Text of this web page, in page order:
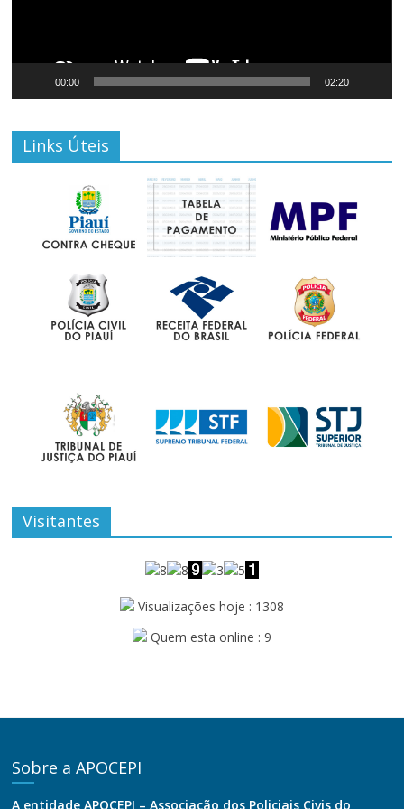
00:00 02:20
Links Úteis
Visitantes
Visualizações hoje : 1308
Quem esta online : 9
Sobre a APOCEPI
A entidade APOCEPI – Associação dos Policiais Civis do